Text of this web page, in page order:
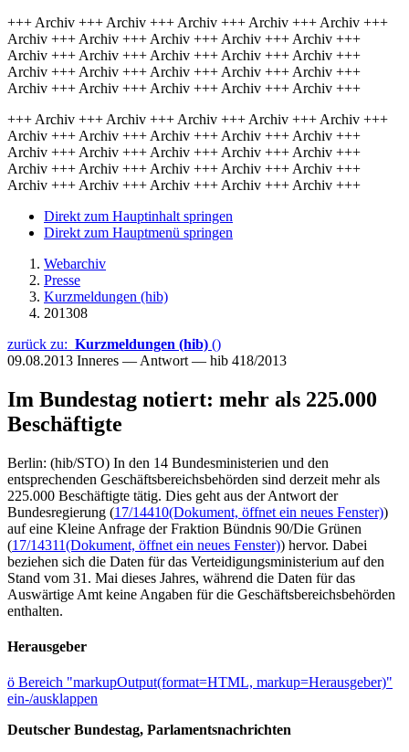
+++ Archiv +++ Archiv +++ Archiv +++ Archiv +++ Archiv +++
Archiv +++ Archiv +++ Archiv +++ Archiv +++ Archiv +++
Archiv +++ Archiv +++ Archiv +++ Archiv +++ Archiv +++
Archiv +++ Archiv +++ Archiv +++ Archiv +++ Archiv +++
Archiv +++ Archiv +++ Archiv +++ Archiv +++ Archiv +++
+++ Archiv +++ Archiv +++ Archiv +++ Archiv +++ Archiv +++
Archiv +++ Archiv +++ Archiv +++ Archiv +++ Archiv +++
Archiv +++ Archiv +++ Archiv +++ Archiv +++ Archiv +++
Archiv +++ Archiv +++ Archiv +++ Archiv +++ Archiv +++
Archiv +++ Archiv +++ Archiv +++ Archiv +++ Archiv +++
Direkt zum Hauptinhalt springen
Direkt zum Hauptmenü springen
Webarchiv
Presse
Kurzmeldungen (hib)
201308
zurück zu: Kurzmeldungen (hib) ()
09.08.2013 Inneres — Antwort — hib 418/2013
Im Bundestag notiert: mehr als 225.000
Beschäftigte
Berlin: (hib/STO) In den 14 Bundesministerien und den
entsprechenden Geschäftsbereichsbehörden sind derzeit mehr als
225.000 Beschäftigte tätig. Dies geht aus der Antwort der
Bundesregierung (17/14410(Dokument, öffnet ein neues Fenster))
auf eine Kleine Anfrage der Fraktion Bündnis 90/Die Grünen
(17/14311(Dokument, öffnet ein neues Fenster)) hervor. Dabei
beziehen sich die Daten für das Verteidigungsministerium auf den
Stand vom 31. Mai dieses Jahres, während die Daten für das
Auswärtige Amt keine Angaben für die Geschäftsbereichsbehörden
enthalten.
Herausgeber
ö Bereich "markupOutput(format=HTML, markup=Herausgeber)"
ein-/ausklappen
Deutscher Bundestag, Parlamentsnachrichten